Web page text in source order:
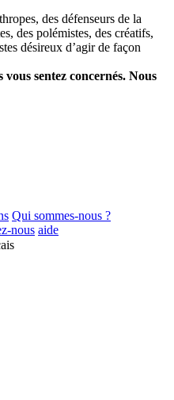
des défenseurs de la
des polémistes, des créatifs,
désireux d’agir de façon
vous sentez concernés. Nous
Qui sommes-nous ?
nous aide